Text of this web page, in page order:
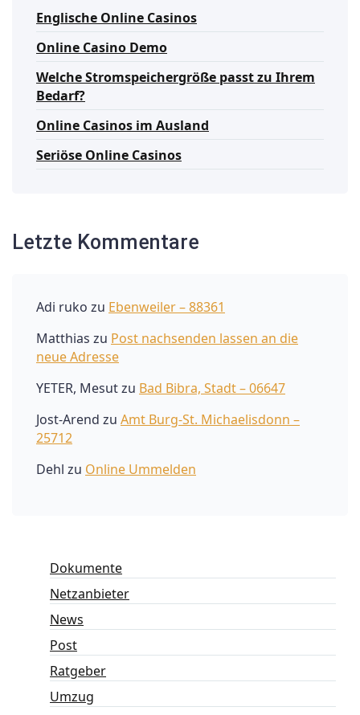
Englische Online Casinos
Online Casino Demo
Welche Stromspeichergröße passt zu Ihrem
Bedarf?
Online Casinos im Ausland
Seriöse Online Casinos
Letzte Kommentare
Adi ruko zu Ebenweiler – 88361
Matthias zu Post nachsenden lassen an die
neue Adresse
YETER, Mesutzu Bad Bibra, Stadt – 06647
Jost-Arend zu Amt Burg-St. Michaelisdonn –
25712
Dehl zu Online Ummelden
Dokumente
Netzanbieter
News
Post
Ratgeber
Umzug